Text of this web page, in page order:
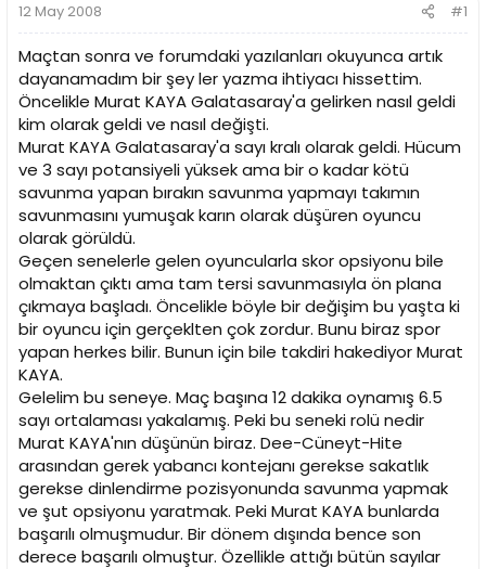
ş
l
a
t
a
n
t
a
r
i
h
i
12 May 2008 #1
Maçtan sonra ve forumdaki yazılanları okuyunca artık
dayanamadım bir şey ler yazma ihtiyacı hissettim.
Öncelikle Murat KAYA Galatasaray'a gelirken nasıl geldi
kim olarak geldi ve nasıl değişti.
Murat KAYA Galatasaray'a sayı kralı olarak geldi. Hücum
ve 3 sayı potansiyeli yüksek ama bir o kadar kötü
savunma yapan bırakın savunma yapmayı takımın
savunmasını yumuşak karın olarak düşüren oyuncu
olarak görüldü.
Geçen senelerle gelen oyuncularla skor opsiyonu bile
olmaktan çıktı ama tam tersi savunmasıyla ön plana
çıkmaya başladı. Öncelikle böyle bir değişim bu yaşta ki
bir oyuncu için gerçeklten çok zordur. Bunu biraz spor
yapan herkes bilir. Bunun için bile takdiri hakediyor Murat
KAYA.
Gelelim bu seneye. Maç başına 12 dakika oynamış 6.5
sayı ortalaması yakalamış. Peki bu seneki rolü nedir
Murat KAYA'nın düşünün biraz. Dee-Cüneyt-Hite
arasından gerek yabancı kontejanı gerekse sakatlık
gerekse dinlendirme pozisyonunda savunma yapmak
ve şut opsiyonu yaratmak. Peki Murat KAYA bunlarda
başarılı olmuşmudur. Bir dönem dışında bence son
derece başarılı olmuştur. Özellikle attığı bütün sayılar